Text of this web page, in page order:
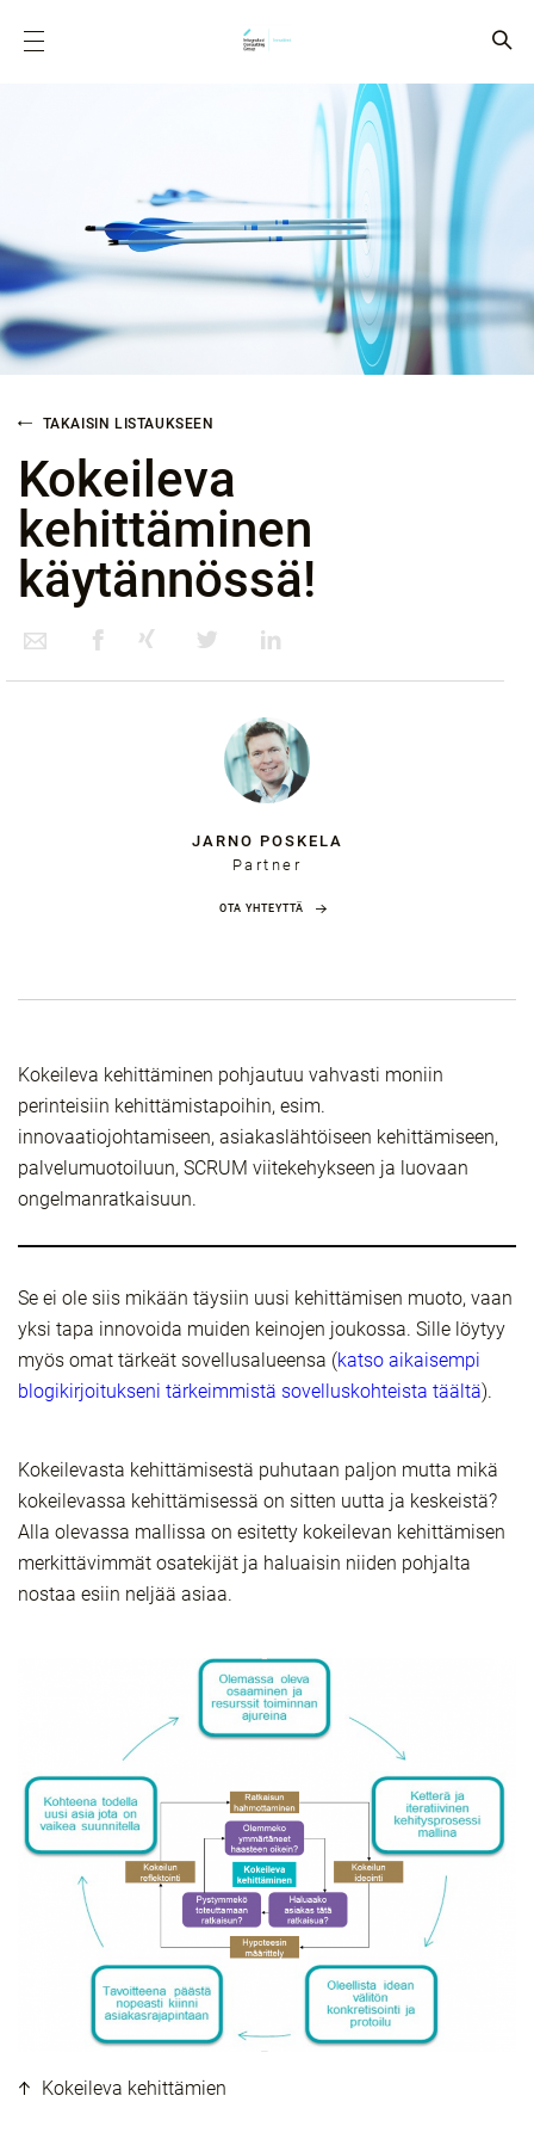
TAKAISIN LISTAUKSEEN
Kokeileva
kehittäminen
käytännössä!
JARNO POSKELA
Partner
OTA YHTEYTTÄ
Kokeileva kehittäminen pohjautuu vahvasti moniin
perinteisiin kehittämistapoihin, esim.
innovaatiojohtamiseen, asiakaslähtöiseen kehittämiseen,
palvelumuotoiluun, SCRUM viitekehykseen ja luovaan
ongelmanratkaisuun.
Se ei ole siis mikään täysiin uusi kehittämisen muoto, vaan
yksi tapa innovoida muiden keinojen joukossa. Sille löytyy
myös omat tärkeät sovellusalueensa (katso aikaisempi
blogikirjoitukseni tärkeimmistä sovelluskohteista täältä).
Kokeilevasta kehittämisestä puhutaan paljon mutta mikä
kokeilevassa kehittämisessä on sitten uutta ja keskeistä?
Alla olevassa mallissa on esitetty kokeilevan kehittämisen
merkittävimmät osatekijät ja haluaisin niiden pohjalta
nostaa esiin neljää asiaa.
Kokeileva kehittämien